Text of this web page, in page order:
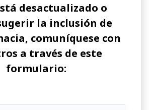
desactualizado o
la inclusión de
comuníquese con
a través de este
formulario: